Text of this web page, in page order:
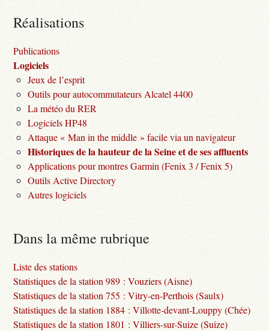
Réalisations
Publications
Logiciels
Jeux de l’esprit
Outils pour autocommutateurs Alcatel 4400
La météo du RER
Logiciels HP48
Attaque « Man in the middle » facile via un navigateur
Historiques de la hauteur de la Seine et de ses affluents
Applications pour montres Garmin (Fenix 3 / Fenix 5)
Outils Active Directory
Autres logiciels
Dans la même rubrique
Liste des stations
Statistiques de la station 989 : Vouziers (Aisne)
Statistiques de la station 755 : Vitry-en-Perthois (Saulx)
Statistiques de la station 1884 : Villotte-devant-Louppy (Chée)
Statistiques de la station 1801 : Villiers-sur-Suize (Suize)